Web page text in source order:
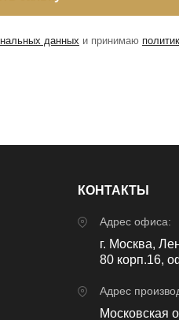
данных и принимаю
КОНТАКТЫ
Адрес офиса:
г. Москва,
80 корп.16,
Адрес
Московская